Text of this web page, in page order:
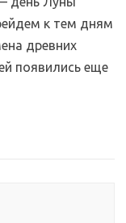
к тем дням
древних
появились еще